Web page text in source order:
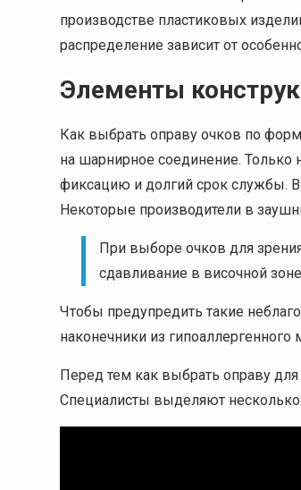
производстве пластиковых
распределение зависит от
Элементы
Как выбрать оправу очков по
на шарнирное соединение. Только
фиксацию и долгий срок службы.
Некоторые производители в
При выборе очков для
сдавливание в височной
Чтобы предупредить такие
наконечники из гипоаллергенного
Перед тем как выбрать оправу
Специалисты выделяют несколько